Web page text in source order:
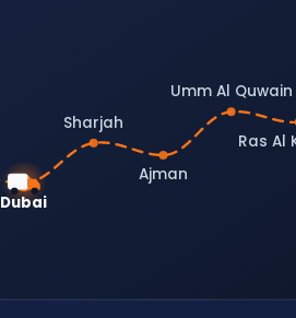
Dubai
Sharjah
Ajman
Umm Al Quwain
Ras Al